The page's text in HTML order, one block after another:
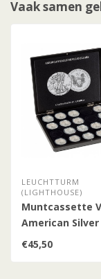
Vaak samen
LEUCHTTURM
(LIGHTHOUSE)
Muntcassette
American Silver
(1 OZ.)
€45,50